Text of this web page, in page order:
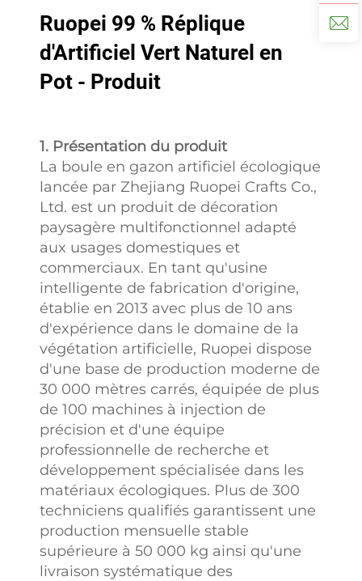
Ruopei 99 % Réplique
d'Artificiel Vert Naturel en
Pot - Produit
1. Présentation du produit
La boule en gazon artificiel écologique
lancée par Zhejiang Ruopei Crafts Co.,
Ltd. est un produit de décoration
paysagère multifonctionnel adapté
aux usages domestiques et
commerciaux. En tant qu'usine
intelligente de fabrication d'origine,
établie en 2013 avec plus de 10 ans
d'expérience dans le domaine de la
végétation artificielle, Ruopei dispose
d'une base de production moderne de
30 000 mètres carrés, équipée de plus
de 100 machines à injection de
précision et d'une équipe
professionnelle de recherche et
développement spécialisée dans les
matériaux écologiques. Plus de 300
techniciens qualifiés garantissent une
production mensuelle stable
supérieure à 50 000 kg ainsi qu'une
livraison systématique des